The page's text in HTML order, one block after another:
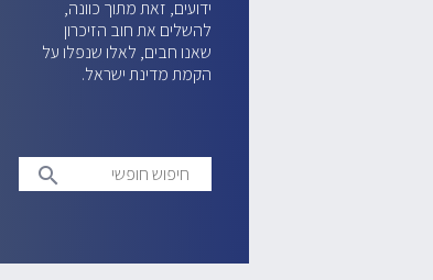
ידועים, זאת מתוך כוונה,
להשלים את חוב הזיכרון
שאנו חבים, לאלו שנפלו על
הקמת מדינת ישראל.
חיפוש
חופשי
search